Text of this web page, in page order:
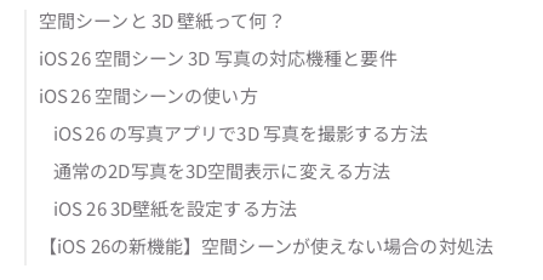
空間シーンと 3D 壁紙って何？
iOS 26 空間シーン 3D 写真の対応機種と要件
iOS 26 空間シーンの使い方
iOS 26 の写真アプリで3D 写真を撮影する方法
通常の2D写真を3D空間表示に変える方法
iOS 26 3D壁紙を設定する方法
【iOS 26の新機能】空間シーンが使えない場合の対処法